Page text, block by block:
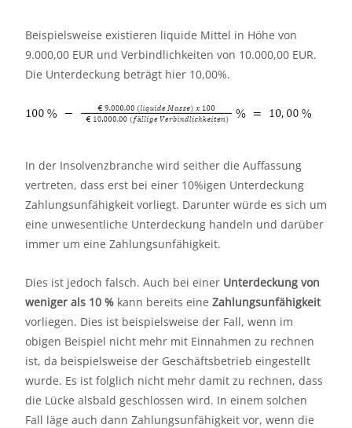
Beispielsweise existieren liquide Mittel in Höhe von
9.000,00 EUR und Verbindlichkeiten von 10.000,00 EUR.
Die Unterdeckung beträgt hier 10,00%.
In der Insolvenzbranche wird seither die Auffassung
vertreten, dass erst bei einer 10%igen Unterdeckung
Zahlungsunfähigkeit vorliegt. Darunter würde es sich um
eine unwesentliche Unterdeckung handeln und darüber
immer um eine Zahlungsunfähigkeit.
Dies ist jedoch falsch. Auch bei einer Unterdeckung von
weniger als 10 % kann bereits eine Zahlungsunfähigkeit
vorliegen. Dies ist beispielsweise der Fall, wenn im
obigen Beispiel nicht mehr mit Einnahmen zu rechnen
ist, da beispielsweise der Geschäftsbetrieb eingestellt
wurde. Es ist folglich nicht mehr damit zu rechnen, dass
die Lücke alsbald geschlossen wird. In einem solchen
Fall läge auch dann Zahlungsunfähigkeit vor, wenn die